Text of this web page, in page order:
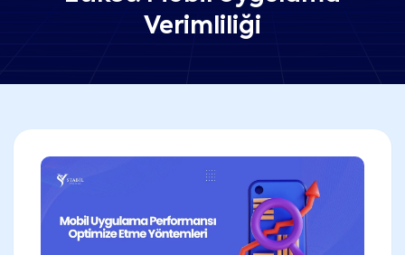
Verimliliği